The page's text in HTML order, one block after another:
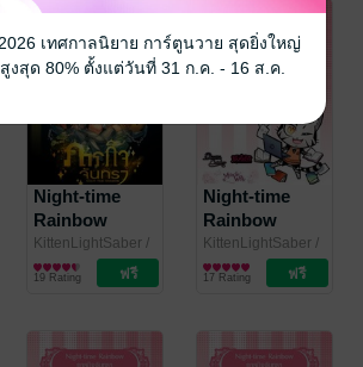
Night-time
Rainbow
ภารกิจจันทรา
บทที่ 6 (EPUB)
KittenLightSaber /
Punica The Dream
Catcher
นิยายแฟนตาซี
19 Rating
Night-time
Rainbow
ภารกิจจันทรา
บทที่ 5 (EPUB)
KittenLightSaber/
Punica The Dream
Catcher
นิยายแฟนตาซี
17 Rating
เทศกาลนิยาย การ์ตูนวาย สุดยิ่งใหญ่
สุด 80% ตั้งแต่วันที่ 31 ก.ค. - 16 ส.ค.